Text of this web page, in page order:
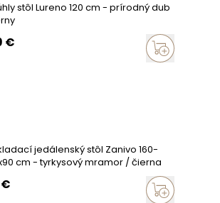
stôl Lureno 120 cm - prírodný dub
€
jedálenský stôl Zanivo 160-
cm - tyrkysový mramor / čierna
€